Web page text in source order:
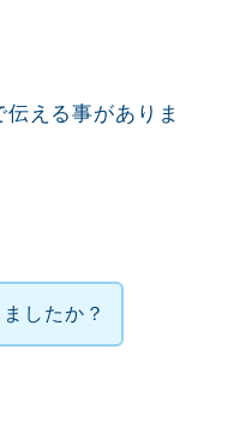
える事がありま
したか？